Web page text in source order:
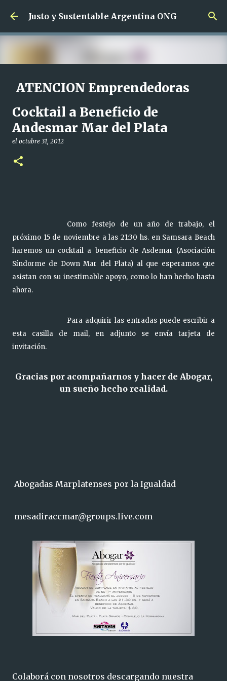
Ir al contenido principal
Justo y Sustentable Argentina ONG
ATENCION Emprendedoras
SIN Limites de edad !!!
eljunio 01, 2024
CAPACITACION SALIDA LABORAL CAPACITACION SIN CARGO
Cocktail a Beneficio de
Andesmar Mar del Plata
el octubre 31, 2012
Como festejo de un año de trabajo, el
próximo 15 de noviembre a las 21:30 hs. en Samsara Beach
haremos un cocktail a beneficio de Asdemar (Asociación
Síndorme de Down Mar del Plata) al que esperamos que
asistan con su inestimable apoyo, como lo han hecho hasta
ahora.
Para adquirir las entradas puede escribir a
esta casilla de mail, en adjunto se envía tarjeta de
invitación.
Gracias por acompañarnos y hacer de Abogar,
un sueño hecho realidad.
Abogadas Marplatenses por la Igualdad
mesadiraccmar@groups.live.com
Colaborá con nosotros descargando nuestra